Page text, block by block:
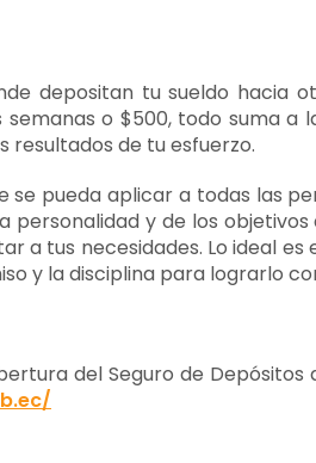
depositan tu sueldo hacia
o $500, todo suma a
resultados de tu esfuerzo.
pueda aplicar a todas las
y de los objetivos
a tus necesidades. Lo ideal
y la disciplina para lograrlo
del Seguro de